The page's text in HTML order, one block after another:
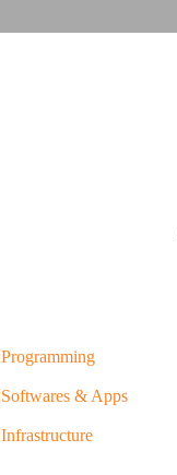
Programming
Softwares & Apps
Infrastructure